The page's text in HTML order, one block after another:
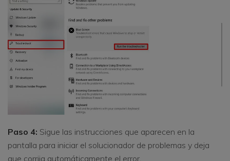
Paso 4: Sigue las instrucciones que aparecen en la
pantalla para iniciar el solucionador de problemas y deja
que corrija automáticamente el error.